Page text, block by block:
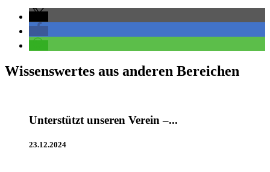
Wissenswertes aus anderen Bereichen
Unterstützt unseren Verein –...
23.12.2024